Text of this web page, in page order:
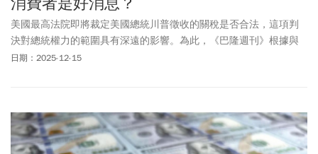
美國最高法院即將裁定美國總統川普徵收的關稅是否合法，這項判
決對總統權力的範圍具有深遠的影響。為此，《巴隆週刊》根據與
貿易律師、政策顧問和策略師的對話，整理出了三種可能結果。
日期：2025-12-15